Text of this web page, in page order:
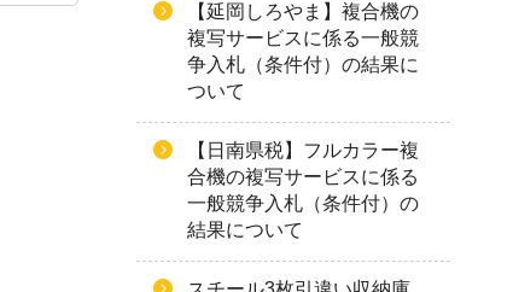
【延岡しろやま】複合機の
複写サービスに係る一般競
争入札（条件付）の結果に
ついて
【日南県税】フルカラー複
合機の複写サービスに係る
一般競争入札（条件付）の
結果について